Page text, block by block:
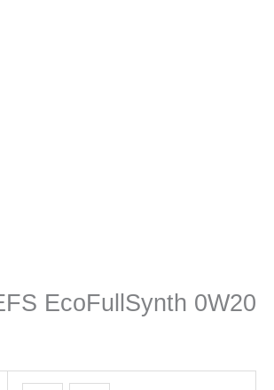
EcoFullSynth 0W20